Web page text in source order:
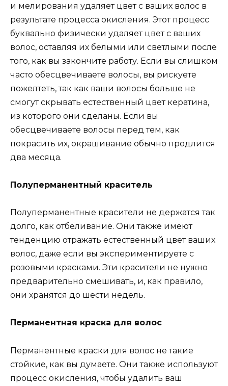
и мелирования удаляет цвет с ваших волос в
результате процесса окисления. Этот процесс
буквально физически удаляет цвет с ваших
волос, оставляя их белыми или светлыми после
того, как вы закончите работу. Если вы слишком
часто обесцвечиваете волосы, вы рискуете
пожелтеть, так как ваши волосы больше не
смогут скрывать естественный цвет кератина,
из которого они сделаны. Если вы
обесцвечиваете волосы перед тем, как
покрасить их, окрашивание обычно продлится
два месяца.
Полуперманентный краситель
Полуперманентные красители не держатся так
долго, как отбеливание. Они также имеют
тенденцию отражать естественный цвет ваших
волос, даже если вы экспериментируете с
розовыми красками. Эти красители не нужно
предварительно смешивать, и, как правило,
они хранятся до шести недель.
Перманентная краска для волос
Перманентные краски для волос не такие
стойкие, как вы думаете. Они также используют
процесс окисления, чтобы удалить ваш